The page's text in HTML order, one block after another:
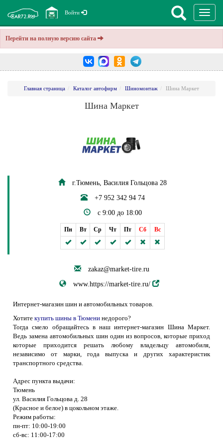
Перейти на полную версию сайта
Войти
Главная страница Каталог автофирм Шиномонтаж Шина Маркет
Шина Маркет
г.Тюмень, Василия Гольцова 28
+7 952 342 94 74
с 9:00 до 18:00
Пн Вт Ср Чт Пт Сб Вс
zakaz@market-tire.ru
www.https://market-tire.ru/
Интернет-магазин шин и автомобильных товаров.
Хотите купить шины в Тюмени недорого?
Тогда смело обращайтесь в наш интернет-магазин Шина Маркет.
Ведь замена автомобильных шин один из вопросов, которые приход
которые приходится решать любому владельцу автомобиля,
независимо от марки, года выпуска и других характеристик
транспортного средства.
Адрес пункта выдачи:
Тюмень
ул. Василия Гольцова д. 28
(Красное и белое) в цокольном этаже.
Режим работы:
пн-пт: 10:00-19:00
сб-вс: 11:00-17:00